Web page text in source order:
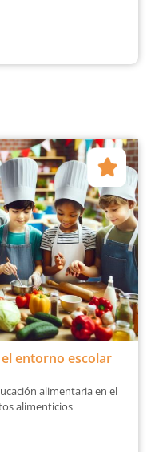
entorno escolar
alimentaria en el
alimenticios